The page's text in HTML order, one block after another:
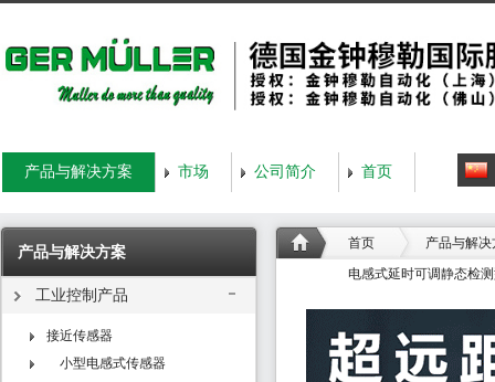
产品与解决方案 市场 公司简介 首页
产品与解决方案
工业控制产品
接近传感器
小型电感式传感器
首页
产品与解决
电感式延时可调静态检